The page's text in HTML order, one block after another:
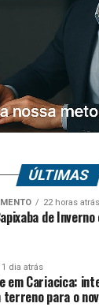
22 horas atrás
de
1 dia atrás
em Cariacica:
terreno para o